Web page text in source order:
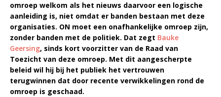
omroep welkom als het nieuws daarvoor een logische
aanleiding is, niet omdat er banden bestaan met deze
organisaties. ON moet een onafhankelijke omroep zijn,
zonder banden met de politiek. Dat zegt Bauke
Geersing, sinds kort voorzitter van de Raad van
Toezicht van deze omroep. Met dit aangescherpte
beleid wil hij bij het publiek het vertrouwen
terugwinnen dat door recente verwikkelingen rond de
omroep is geschaad.